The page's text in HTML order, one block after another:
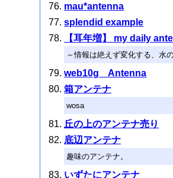
mau*antenna
splendid example
【耳年増】 my daily
～情報は絶えず変化する、水
web10g Antenna
箱アンテナ
wosa
丘の上のアンテナ売り
底辺アンテナ
趣味のアンテナ。
いずたにアンテナ